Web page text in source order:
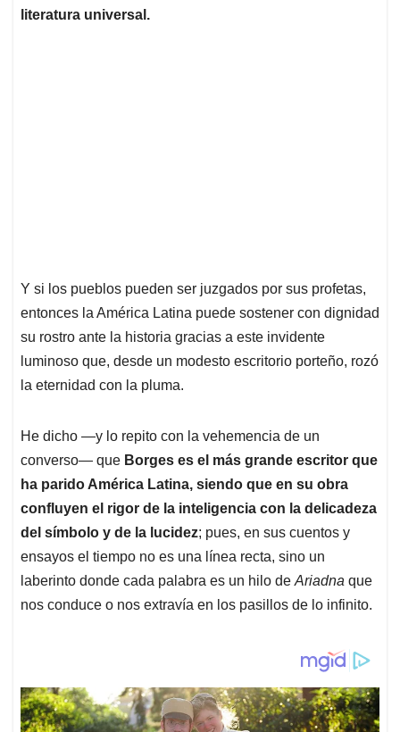
literatura universal.
Y si los pueblos pueden ser juzgados por sus profetas,
entonces la América Latina puede sostener con dignidad
su rostro ante la historia gracias a este invidente
luminoso que, desde un modesto escritorio porteño, rozó
la eternidad con la pluma.
He dicho —y lo repito con la vehemencia de un
converso— que Borges es el más grande escritor que
ha parido América Latina, siendo que en su obra
confluyen el rigor de la inteligencia con la delicadeza
del símbolo y de la lucidez; pues, en sus cuentos y
ensayos el tiempo no es una línea recta, sino un
laberinto donde cada palabra es un hilo de Ariadna que
nos conduce o nos extravía en los pasillos de lo infinito.